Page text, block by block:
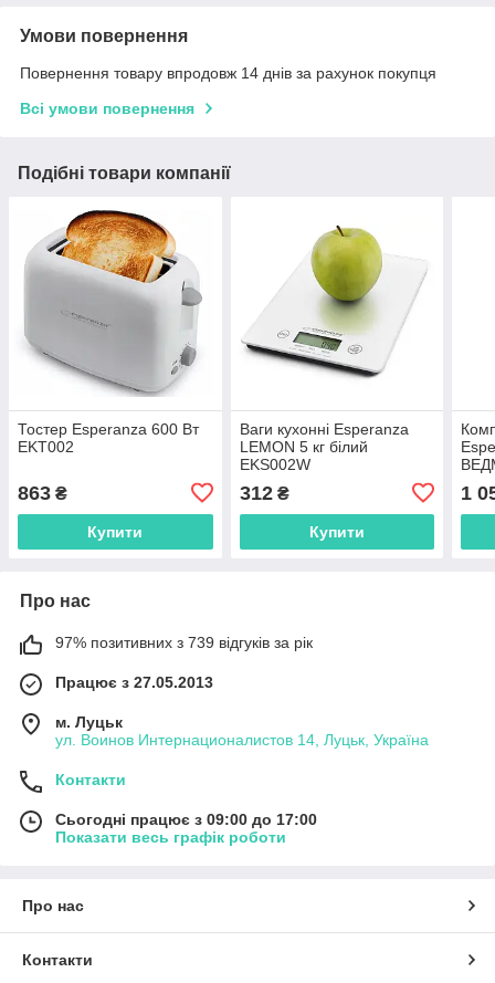
Умови повернення
Повернення товару впродовж 14 днів за рахунок покупця
Всі умови повернення
Подібні товари компанії
Тостер Esperanza 600 Вт
EKT002
863 ₴
Купити
Ваги кухонні Esperanza
LEMON 5 кг білий
EKS002W
312₴
Купити
1
Про нас
97% позитивних з 739 відгуків за рік
Працює з 27.05.2013
м. Луцьк
ул. Воинов Интернационалистов 14, Луцьк, Україна
Контакти
Сьогодні працює з 09:00 до 17:00
Показати весь графік роботи
Про нас
Контакти